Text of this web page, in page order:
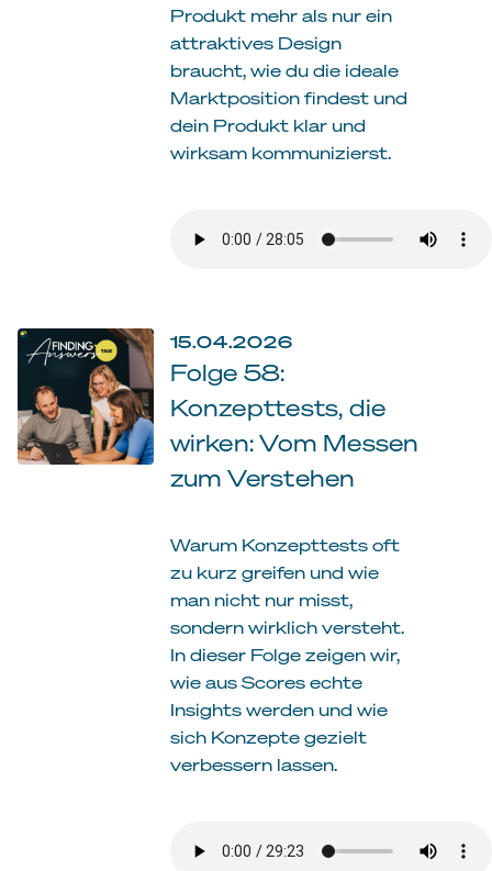
Produkt mehr als nur ein
attraktives Design
braucht, wie du die ideale
Marktposition findest und
dein Produkt klar und
wirksam kommunizierst.
15.04.2026
Folge 58:
Konzepttests, die
wirken: Vom Messen
zum Verstehen
Warum Konzepttests oft
zu kurz greifen und wie
man nicht nur misst,
sondern wirklich versteht.
In dieser Folge zeigen wir,
wie aus Scores echte
Insights werden und wie
sich Konzepte gezielt
verbessern lassen.